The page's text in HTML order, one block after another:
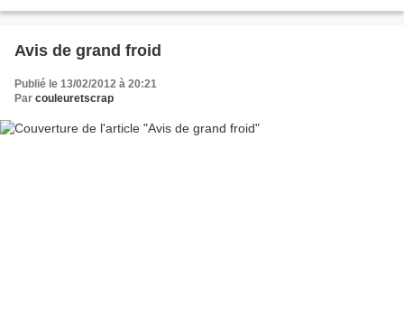
Avis de grand froid
Publié le 13/02/2012 à 20:21
Par couleuretscrap